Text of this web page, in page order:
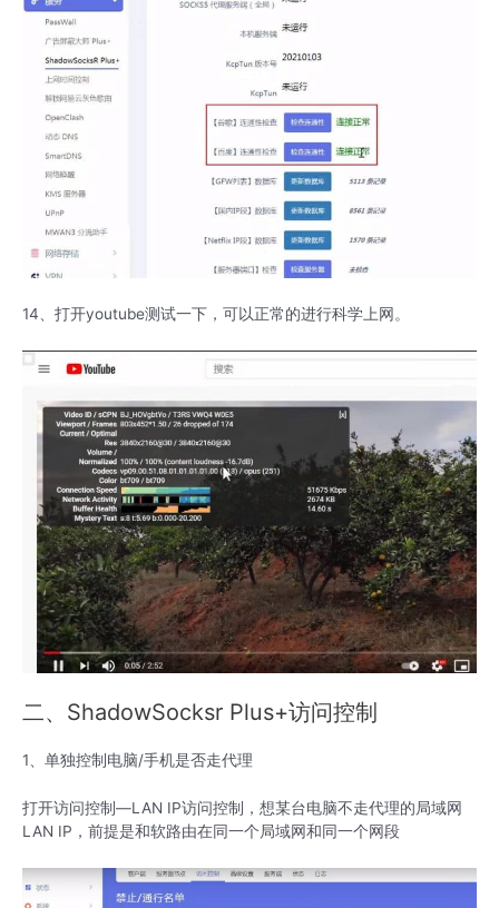
14、打开youtube测试一下，可以正常的进行科学上网。
二、ShadowSocksr Plus+访问控制
1、单独控制电脑/手机是否走代理
打开访问控制—LAN IP访问控制，想某台电脑不走代理的局域网
LAN IP，前提是和软路由在同一个局域网和同一个网段